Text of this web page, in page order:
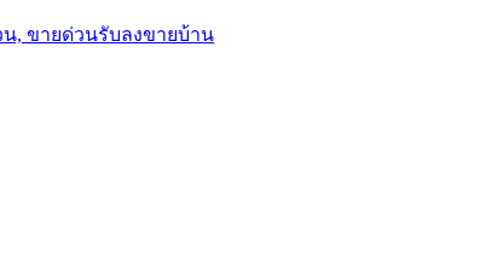
, ขายด่วนรับลงขายบ้าน